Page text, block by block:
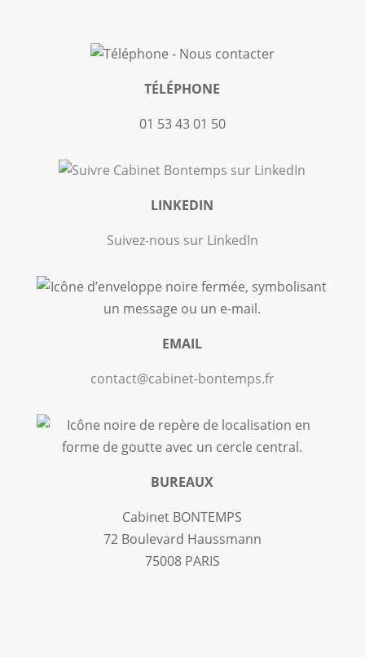
TÉLÉPHONE
01 53 43 01 50
LINKEDIN
Suivez-nous sur LinkedIn
EMAIL
contact@cabinet-bontemps.fr
BUREAUX
Cabinet BONTEMPS
72 Boulevard Haussmann
75008 PARIS